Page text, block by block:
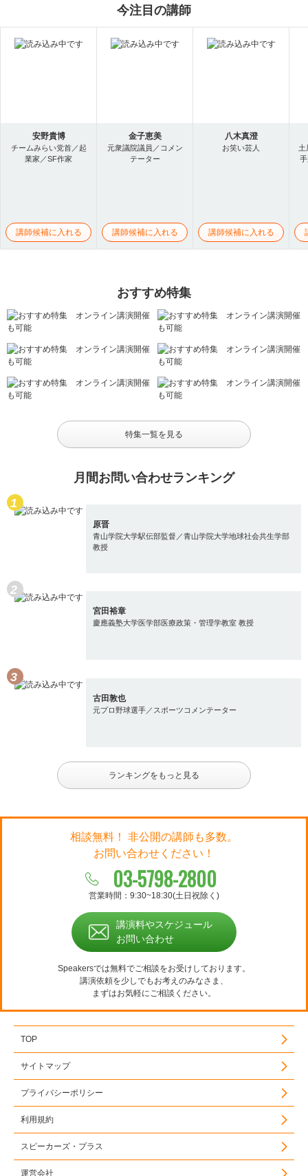
今注目の講師
安野貴博
チームみらい党首／起
業家／SF作家
講師候補に入れる
金子恵美
元衆議院議員／コメン
テーター
講師候補に入れる
八木真澄
お笑い芸人
講師候補に入れる
土
おすすめ特集
特集一覧を見る
月間お問い合わせランキング
原晋
青山学院大学駅伝部監督／青山学院大学地球社会共生学部
教授
宮田裕章
慶應義塾大学医学部医療政策・管理学教室 教授
古田敦也
元プロ野球選手／スポーツコメンテーター
ランキングをもっと見る
相談無料！ 非公開の講師も多数。
お問い合わせください！
03-5798-2800
営業時間：9:30~18:30(土日祝除く)
講演料やスケジュール
お問い合わせ
Speakersでは無料でご相談をお受けしております。
講演依頼を少しでもお考えのみなさま、
まずはお気軽にご相談ください。
TOP
サイトマップ
プライバシーポリシー
利用規約
スピーカーズ・プラス
運営会社